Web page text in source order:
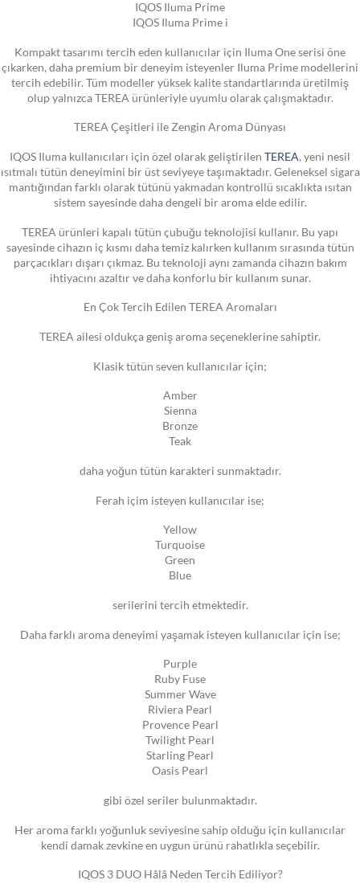
IQOS Iluma Prime
IQOS Iluma Prime i
Kompakt tasarımı tercih eden kullanıcılar için Iluma One serisi öne
çıkarken, daha premium bir deneyim isteyenler Iluma Prime modellerini
tercih edebilir. Tüm modeller yüksek kalite standartlarında üretilmiş
olup yalnızca TEREA ürünleriyle uyumlu olarak çalışmaktadır.
TEREA Çeşitleri ile Zengin Aroma Dünyası
IQOS Iluma kullanıcıları için özel olarak geliştirilen TEREA, yeni nesil
ısıtmalı tütün deneyimini bir üst seviyeye taşımaktadır. Geleneksel sigara
mantığından farklı olarak tütünü yakmadan kontrollü sıcaklıkta ısıtan
sistem sayesinde daha dengeli bir aroma elde edilir.
TEREA ürünleri kapalı tütün çubuğu teknolojisi kullanır. Bu yapı
sayesinde cihazın iç kısmı daha temiz kalırken kullanım sırasında tütün
parçacıkları dışarı çıkmaz. Bu teknoloji aynı zamanda cihazın bakım
ihtiyacını azaltır ve daha konforlu bir kullanım sunar.
En Çok Tercih Edilen TEREA Aromaları
TEREA ailesi oldukça geniş aroma seçeneklerine sahiptir.
Klasik tütün seven kullanıcılar için;
Amber
Sienna
Bronze
Teak
daha yoğun tütün karakteri sunmaktadır.
Ferah içim isteyen kullanıcılar ise;
Yellow
Turquoise
Green
Blue
serilerini tercih etmektedir.
Daha farklı aroma deneyimi yaşamak isteyen kullanıcılar için ise;
Purple
Ruby Fuse
Summer Wave
Riviera Pearl
Provence Pearl
Twilight Pearl
Starling Pearl
Oasis Pearl
gibi özel seriler bulunmaktadır.
Her aroma farklı yoğunluk seviyesine sahip olduğu için kullanıcılar
kendi damak zevkine en uygun ürünü rahatlıkla seçebilir.
IQOS 3 DUO Hâlâ Neden Tercih Ediliyor?